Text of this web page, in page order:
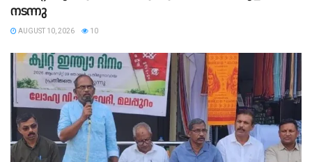
നടന്നു
AUGUST 10, 2026 10